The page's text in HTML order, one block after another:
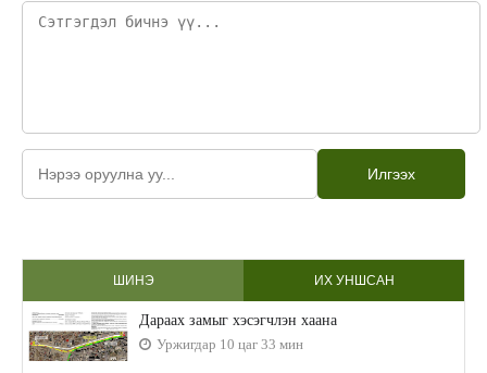
Илгээх
ШИНЭ ИХ УНШСАН
Дараах замыг хэсэгчлэн хаана
Уржигдар 10 цаг 33 мин